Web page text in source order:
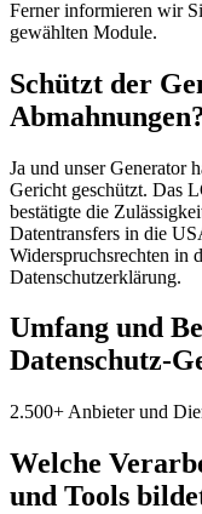
Ferner informieren wir
gewählten Module.
Schützt der
Ja und unser Generator
Gericht geschützt. Das
bestätigte die
Datentransfers in die
Widerspruchsrechten in
Datenschutzerklärung.
Umfang und
Datenschutz-
2.500+ Anbieter und
Welche
und Tools